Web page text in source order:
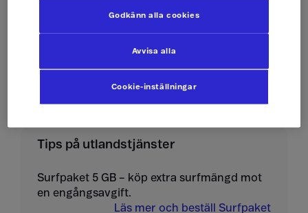
Tips på utlandstjänster
Surfpaket 5 GB – köp extra surfmängd mot
en engångsavgift.
Läs mer och beställ Surfpaket
Cookie-inställningar
Avvisa alla
Godkänn alla cookies